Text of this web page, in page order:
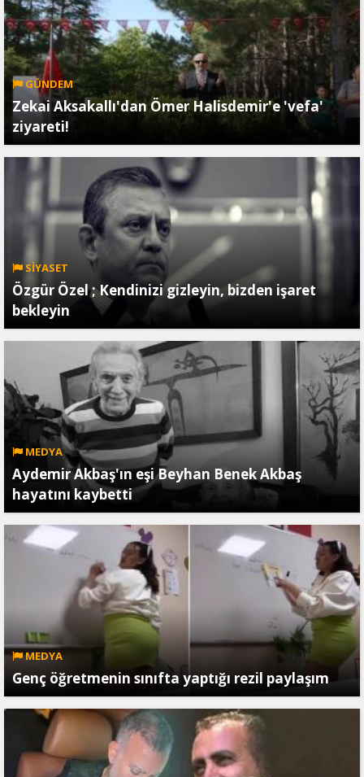
GÜNDEM
Zekai Aksakallı'dan Ömer Halisdemir'e 'vefa'
ziyareti!
SİYASET
Özgür Özel ; Kendinizi gizleyin, bizden işaret
bekleyin
MEDYA
Aydemir Akbaş'ın eşi Beyhan Benek Akbaş
hayatını kaybetti
MEDYA
Genç öğretmenin sınıfta yaptığı rezil paylaşım